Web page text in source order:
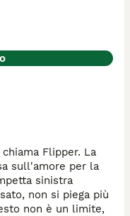
Flipper. La
sull'amore per la
sinistra
non si piega più
non è un limite,